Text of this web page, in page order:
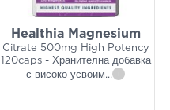
Healthia Magnesium
Citrate 500mg High Potency
120caps - Хранителна добавка
с високо усвоим... i